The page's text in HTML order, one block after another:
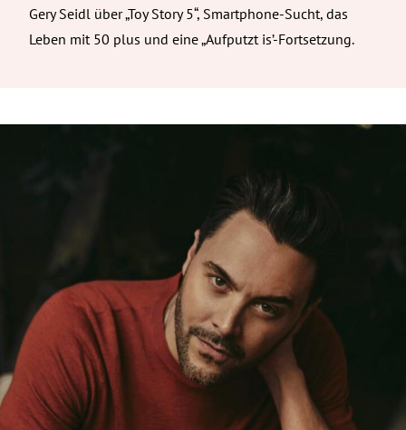
Gery Seidl über „Toy Story 5“, Smartphone-Sucht, das
Leben mit 50 plus und eine „Aufputzt is’-Fortsetzung.